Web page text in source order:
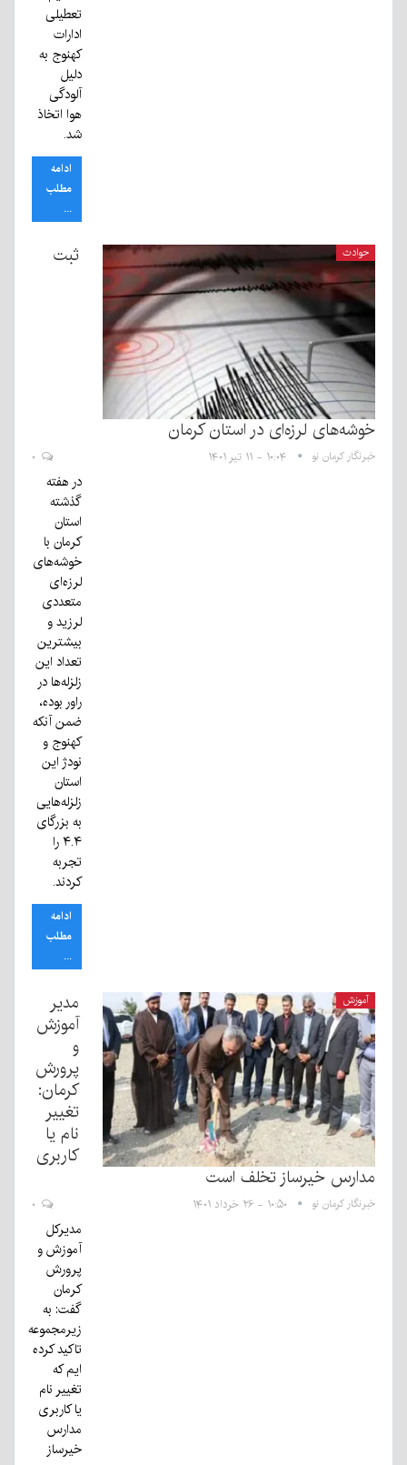
تعطیلی
ادارات
کهنوج به
دلیل
آلودگی
هوا اتخاذ
شد.
ادامه
مطلب
...
حوادث ثبت
خوشه‌های لرزه‌ای در استان کرمان
خبرنگار کرمان نو ۱۰:۰۴ - ۱۱ تیر ۱۴۰۱
در هفته
گذشته
استان
کرمان با
خوشه‌های
لرزه‌ای
متعددی
لرزید و
بیشترین
تعداد این
زلزله‌ها در
راور بوده،
ضمن آنکه
کهنوج و
نودژ این
استان
زلزله‌هایی
به بزرگای
۴.۴ را
تجربه
کردند.
ادامه
مطلب
...
آموزش
مدیر
آموزش
و
پرورش
کرمان:
تغییر
نام یا
کاربری
مدارس خیرساز تخلف است
خبرنگار کرمان نو ۱۰:۵۰ - ۲۶ خرداد ۱۴۰۱
مدیرکل
آموزش و
پرورش
کرمان
گفت: به
زیرمجموعه
تاکید کرده
ایم که
تغییر نام
یا کاربری
مدارس
خیرساز